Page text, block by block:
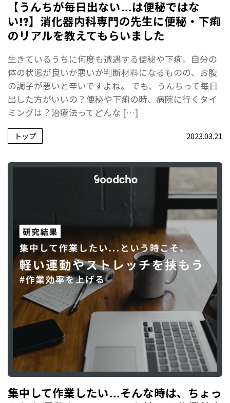
【うんちが毎日出ない…は便秘ではな
い!?】消化器内科専門の先生に便秘・下痢
のリアルを教えてもらいました
生きているうちに何度も遭遇する便秘や下痢。自分の
体の状態が良いか悪いか判断材料になるものの、お腹
の調子が悪いと辛いですよね。 でも、うんちって毎日
出した方がいいの？便秘や下痢の時、病院に行くタイ
ミングは？治療法ってどんな […]
トップ 2023.03.21
集中して作業したい…そんな時は、ちょっ